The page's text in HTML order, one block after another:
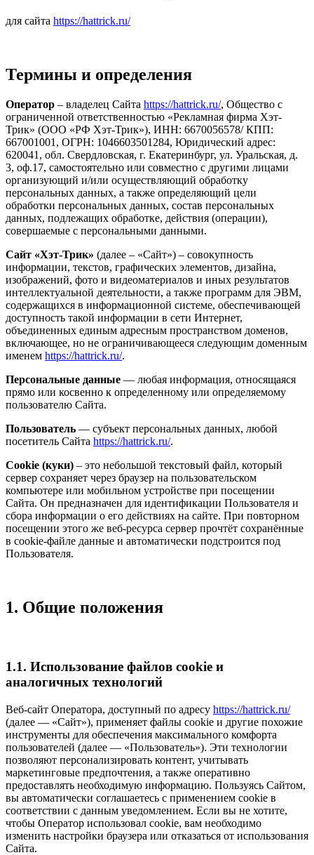
для сайта https://hattrick.ru/
Термины и определения
Оператор – владелец Сайта https://hattrick.ru/, Общество с
ограниченной ответственностью «Рекламная фирма Хэт-
Трик» (ООО «РФ Хэт-Трик»), ИНН: 6670056578/ КПП:
667001001, ОГРН: 1046603501284, Юридический адрес:
620041, обл. Свердловская, г. Екатеринбург, ул. Уральская, д.
3, оф.17, самостоятельно или совместно с другими лицами
организующий и/или осуществляющий обработку
персональных данных, а также определяющий цели
обработки персональных данных, состав персональных
данных, подлежащих обработке, действия (операции),
совершаемые с персональными данными.
Сайт «Хэт-Трик» (далее – «Сайт») – совокупность
информации, текстов, графических элементов, дизайна,
изображений, фото и видеоматериалов и иных результатов
интеллектуальной деятельности, а также программ для ЭВМ,
содержащихся в информационной системе, обеспечивающей
доступность такой информации в сети Интернет,
объединенных единым адресным пространством доменов,
включающее, но не ограничивающееся следующим доменным
именем https://hattrick.ru/.
Персональные данные — любая информация, относящаяся
прямо или косвенно к определенному или определяемому
пользователю Сайта.
Пользователь — субъект персональных данных, любой
посетитель Сайта https://hattrick.ru/.
Cookie (куки) – это небольшой текстовый файл, который
сервер сохраняет через браузер на пользовательском
компьютере или мобильном устройстве при посещении
Сайта. Он предназначен для идентификации Пользователя и
сбора информации о его действиях на сайте. При повторном
посещении этого же веб-ресурса сервер прочтёт сохранённые
в cookie-файле данные и автоматически подстроится под
Пользователя.
1. Общие положения
1.1. Использование файлов cookie и
аналогичных технологий
Веб-сайт Оператора, доступный по адресу https://hattrick.ru/
(далее — «Сайт»), применяет файлы cookie и другие похожие
инструменты для обеспечения максимального комфорта
пользователей (далее — «Пользователь»). Эти технологии
позволяют персонализировать контент, учитывать
маркетинговые предпочтения, а также оперативно
предоставлять необходимую информацию. Пользуясь Сайтом,
вы автоматически соглашаетесь с применением cookie в
соответствии с данным уведомлением. Если вы не хотите,
чтобы Оператор использовал cookie, вам необходимо
изменить настройки браузера или отказаться от использования
Сайта.